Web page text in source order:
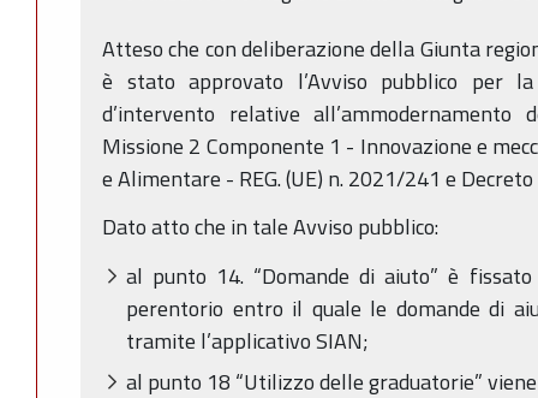
Atteso che con deliberazione della Giunta
è stato approvato l’Avviso pubblico per
d’intervento relative
Missione 2 Componente 1 - Innovazione e
e Alimentare - REG. (UE) n. 2021/241 e
Dato atto che in tale Avviso pubblico:
al punto 14. “Domande di aiuto” è
perentorio entro il quale le domande di
tramite l’applicativo SIAN;
al punto 18 “Utilizzo delle graduatorie”